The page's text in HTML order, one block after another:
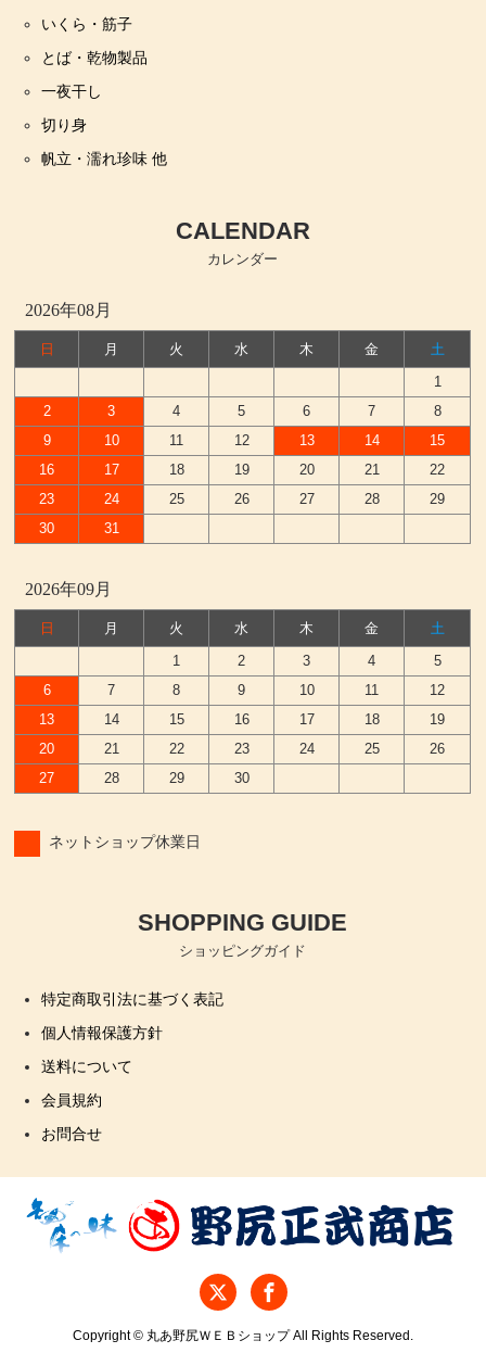
いくら・筋子
とば・乾物製品
一夜干し
切り身
帆立・濡れ珍味 他
CALENDAR
カレンダー
2026年08月
日 月 火 水 木 金
土
1
2
3 4 5 6 7
8
9
10 11 12 13 14
15
16
17 18 19 20 21
22
23
24 25 26 27 28
29
30
31
2026年09月
日 月 火 水 木 金
土
1
2 3 4
5
6
7 8 9 10 11
12
13
14 15 16 17 18
19
20
21 22 23 24 25
26
27
28 29 30
ネットショップ休業日
SHOPPING GUIDE
ショッピングガイド
特定商取引法に基づく表記
個人情報保護方針
送料について
会員規約
お問合せ
Copyright © 丸あ野尻ＷＥＢショップ All Rights Reserved.